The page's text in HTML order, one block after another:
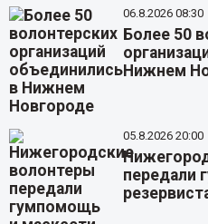
06.8.2026 08:30
Более 50
Нижнем
05.8.2026 20:00
передали